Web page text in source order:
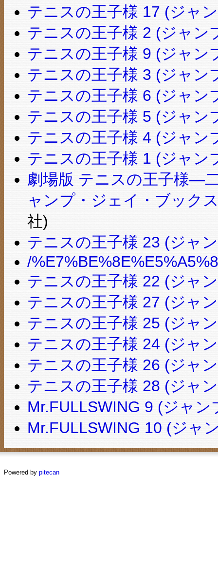
テニスの王子様 17 (ジャ
テニスの王子様 2 (ジャン
テニスの王子様 9 (ジャン
テニスの王子様 3 (ジャン
テニスの王子様 6 (ジャン
テニスの王子様 5 (ジャン
テニスの王子様 4 (ジャン
テニスの王子様 1 (ジャン
劇場版 テニスの王子様―
ャンプ・ジェイ・ブック
社)
テニスの王子様 23 (ジャ
/
テニスの王子様 22 (ジャ
テニスの王子様 27 (ジャ
テニスの王子様 25 (ジャ
テニスの王子様 24 (ジャ
テニスの王子様 26 (ジャ
テニスの王子様 28 (ジャ
Mr.FULLSWING 9 (ジャ
Mr.FULLSWING 10 (ジャ
Powered by pitecan